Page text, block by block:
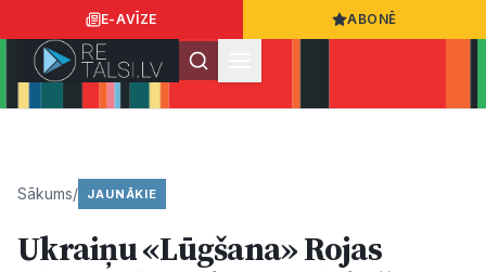
E-AVĪZE ABONĒ
Ziņas
Sākums/ JAUNĀKIE
Ukraiņu «Lūgšana» Rojas